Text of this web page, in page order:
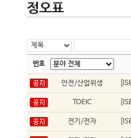
정오표
번호
안전/산업위생
TOEIC
전기/전자